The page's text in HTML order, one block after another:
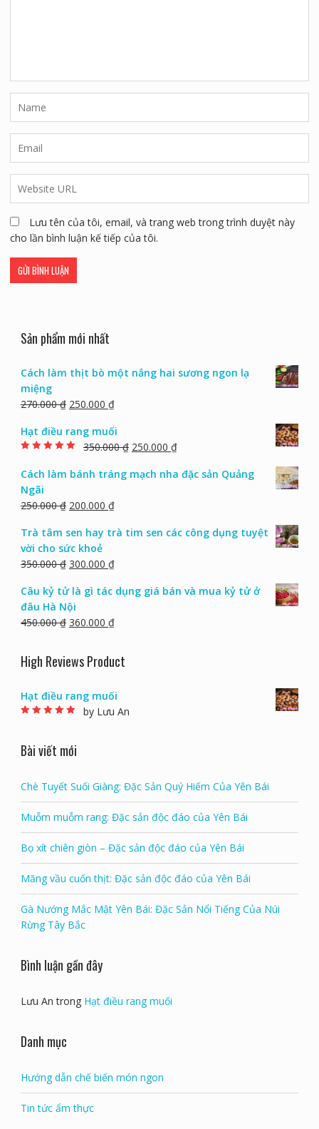
Lưu tên của tôi, email, và trang web trong trình duyệt này
cho lần bình luận kế tiếp của tôi.
Sản phẩm mới nhất
Cách làm thịt bò một nắng hai sương ngon lạ
miệng
270.000₫ 250.000 ₫
Hạt điều rang muối
350.000₫ 250.000 ₫
Cách làm bánh tráng mạch nha đặc sản Quảng
Ngãi
250.000₫ 200.000 ₫
Trà tâm sen hay trà tim sen các công dụng tuyệt
vời cho sức khoẻ
350.000₫ 300.000 ₫
Câu kỷ tử là gì tác dụng giá bán và mua kỷ tử ở
đâu Hà Nội
450.000₫ 360.000 ₫
High Reviews Product
Hạt điều rang muối
by Lưu An
Bài viết mới
Chè Tuyết Suối Giàng: Đặc Sản Quý Hiếm Của Yên Bái
Muỗm muỗm rang: Đặc sản độc đáo của Yên Bái
Bọ xít chiên giòn – Đặc sản độc đáo của Yên Bái
Măng vầu cuốn thịt: Đặc sản độc đáo của Yên Bái
Gà Nướng Mắc Mật Yên Bái: Đặc Sản Nổi Tiếng Của Núi
Rừng Tây Bắc
Bình luận gần đây
Lưu An trong Hạt điều rang muối
Danh mục
Hướng dẫn chế biến món ngon
Tin tức ẩm thực